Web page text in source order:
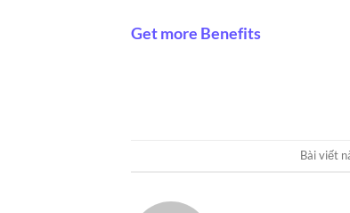
Get more Benefits
Bài viết